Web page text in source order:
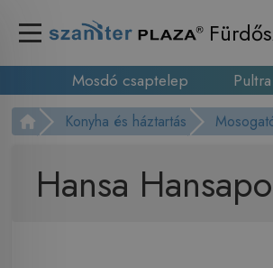
Mosdó csaptelep
Konyha és háztartás
Hansa